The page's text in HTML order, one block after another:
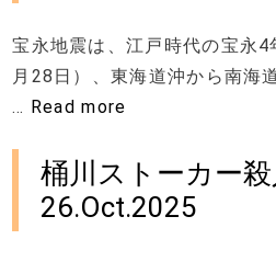
宝永地震は、江戸時代の宝永
月28日）、東海道沖から南海
… Read more
桶川ストーカー
26.Oct.2025